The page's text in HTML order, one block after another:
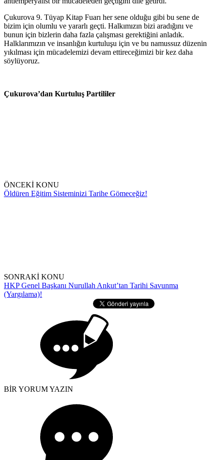
Çukurova 9. Tüyap Kitap Fuarı her sene olduğu gibi bu sene de
bizim için olumlu ve yararlı geçti. Halkımızın bizi aradığını ve
bunun için bizlerin daha fazla çalışması gerektiğini anladık.
Halklarımızın ve insanlığın kurtuluşu için ve bu namussuz düzenin
yıkılması için mücadelemizi devam ettireceğimizi bir kez daha
söylüyoruz.
Çukurova’dan Kurtuluş Partililer
ÖNCEKİ KONU
Öldüren Eğitim Sisteminizi Tarihe Gömeceğiz!
SONRAKİ KONU
HKP Genel Başkanı Nurullah Ankut’tan Tarihi Savunma
(Yargılama)!
BİR YORUM YAZIN